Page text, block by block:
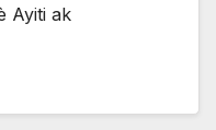
Ayiti ak